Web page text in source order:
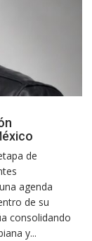
de
agenda
de su
consolidando
y...